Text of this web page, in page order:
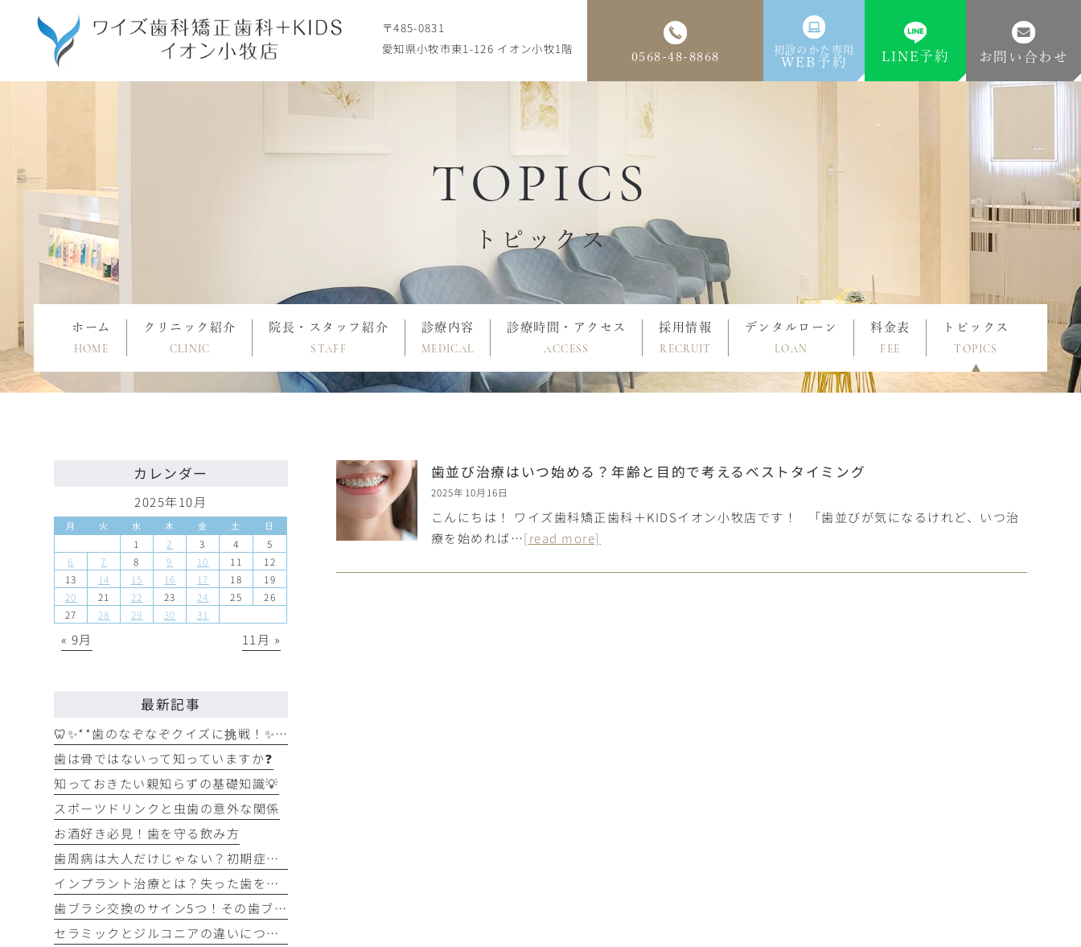
〒485-0831
愛知県小牧市東1-126 イオン小牧1階
0568-48-8868
初診のかた専用
WEB予約 LINE予約 お問い合わせ
ホーム
HOME
クリニック紹介
CLINIC
院長・スタッフ紹介
STAFF
診療内容
MEDICAL
診療時間・アクセス
ACCESS
採用情報
RECRUIT
デンタルローン
LOAN
料金表
FEE
トピックス
TOPICS
TOPICS
トピックス
歯並び治療はいつ始める？年齢と目的で考えるベストタイミング
2025年10月16日
こんにちは！ ワイズ歯科矯正歯科＋KIDSイオン小牧店です！ 「歯並びが気になるけれど、いつ治
療を始めれば…[read more]
カレンダー
2025年10月
月 火 水 木 金 土 日
1 2 3 4
5
6
7 8 9 10 11
12
13
14 15 16 17 18
19
20
21 22 23 24 25
26
27
28 29 30 31
« 9月 11月 »
最新記事
🦷✨**歯のなぞなぞクイズに挑戦！✨🪥
歯は骨ではないって知っていますか❓
知っておきたい親知らずの基礎知識💡
スポーツドリンクと虫歯の意外な関係
お酒好き必見！歯を守る飲み方
歯周病は大人だけじゃない？初期症状をチェック
インプラント治療とは？失った歯を補う選択肢を正しく知りましょう！！
歯ブラシ交換のサイン5つ！その歯ブラシ、まだ使っていませんか？🪥
セラミックとジルコニアの違いについて解説！！